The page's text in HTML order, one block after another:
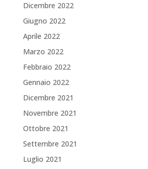
Dicembre 2022
Giugno 2022
Aprile 2022
Marzo 2022
Febbraio 2022
Gennaio 2022
Dicembre 2021
Novembre 2021
Ottobre 2021
Settembre 2021
Luglio 2021